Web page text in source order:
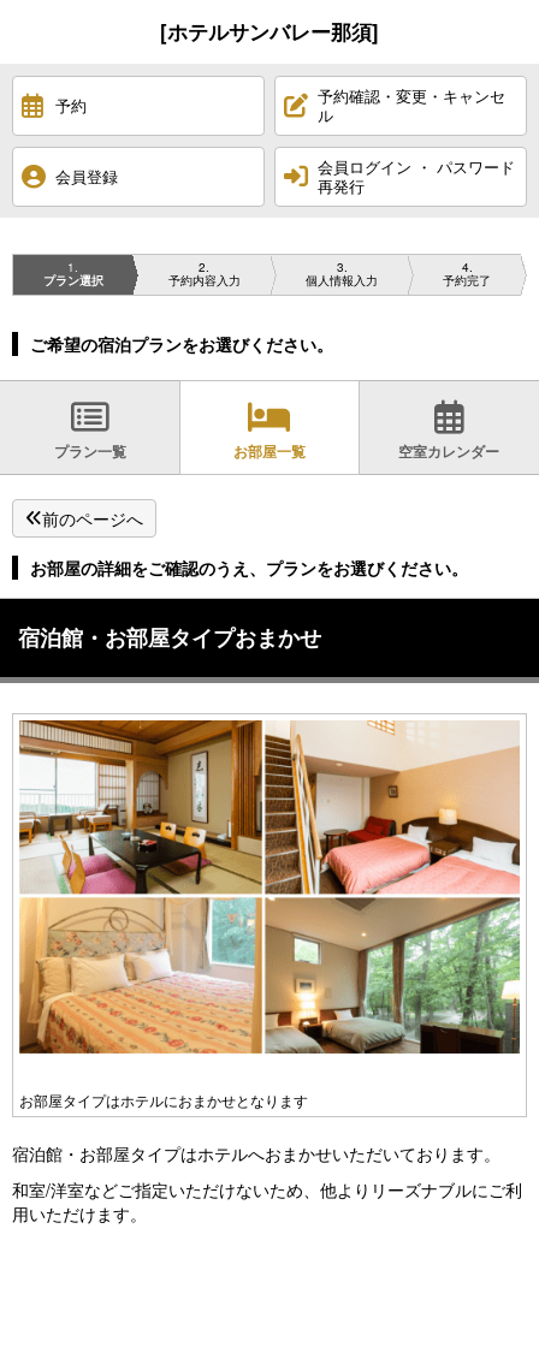
[ホテルサンバレー那須]
予約
予約確認・変更・キャンセ
ル
会員登録
会員ログイン ・ パスワード
再発行
1
プラン選択
2
予約内容入力
3
個人情報入力
4
予約完了
ご希望の宿泊プランをお選びください。
プラン一覧 お部屋一覧 空室カレンダー
前のページへ
お部屋の詳細をご確認のうえ、プランをお選びください。
宿泊館・お部屋タイプおまかせ
お部屋タイプはホテルにおまかせとなります
宿泊館・お部屋タイプはホテルへおまかせいただいております。
和室/洋室などご指定いただけないため、他よりリーズナブルにご利
用いただけます。